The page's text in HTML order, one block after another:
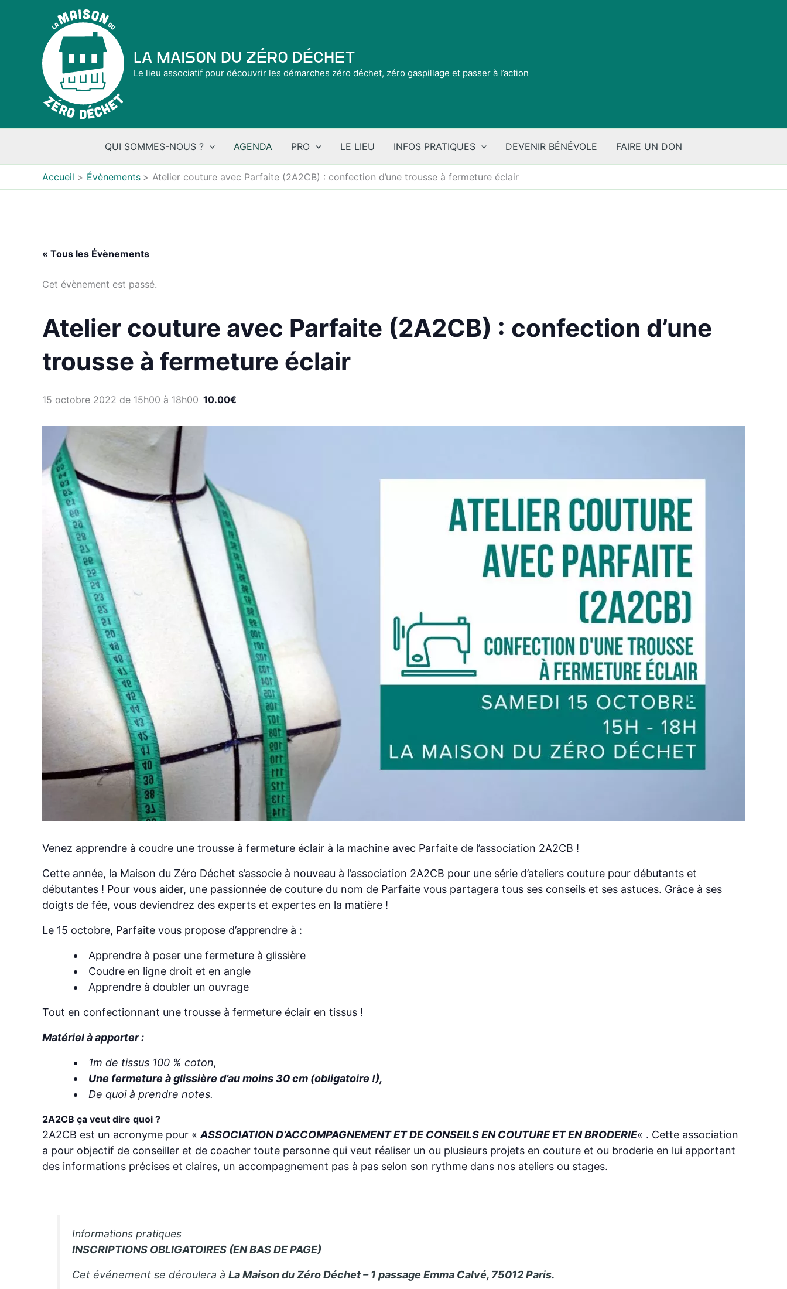
La Maison du Zéro Déchet
Le lieu associatif pour découvrir les démarches zéro déchet, zéro gaspillage et passer à l’action
QUI SOMMES-NOUS ? AGENDA PRO LE LIEU INFOS PRATIQUES DEVENIR BÉNÉVOLE FAIRE UN DON
Accueil Évènements Atelier couture avec Parfaite (2A2CB) : confection d’une trousse à fermeture éclair
« Tous les Évènements
Cet évènement est passé.
Atelier couture avec Parfaite (2A2CB) : confection d’une
trousse à fermeture éclair
15 octobre 2022 de 15h00 à 18h00 10.00€
Venez apprendre à coudre une trousse à fermeture éclair à la machine avec Parfaite de l’association 2A2CB !
Cette année, la Maison du Zéro Déchet s’associe à nouveau à l’association 2A2CB pour une série d’ateliers couture pour débutants et
débutantes ! Pour vous aider, une passionnée de couture du nom de Parfaite vous partagera tous ses conseils et ses astuces. Grâce à ses
doigts de fée, vous deviendrez des experts et expertes en la matière !
Le 15 octobre, Parfaite vous propose d’apprendre à :
Apprendre à poser une fermeture à glissière
Coudre en ligne droit et en angle
Apprendre à doubler un ouvrage
Tout en confectionnant une trousse à fermeture éclair en tissus !
Matériel à apporter :
1m de tissus 100 % coton,
Une fermeture à glissière d’au moins 30 cm (obligatoire !),
De quoi à prendre notes.
2A2CB ça veut dire quoi ?
2A2CB est un acronyme pour « ASSOCIATION D’ACCOMPAGNEMENT ET DE CONSEILS EN COUTURE ET EN BRODERIE« . Cette association
a pour objectif de conseiller et de coacher toute personne qui veut réaliser un ou plusieurs projets en couture et ou broderie en lui apportant
des informations précises et claires, un accompagnement pas à pas selon son rythme dans nos ateliers ou stages.
Informations pratiques
INSCRIPTIONS OBLIGATOIRES (EN BAS DE PAGE)
Cet événement se déroulera àLa Maison du Zéro Déchet – 1 passage Emma Calvé, 75012 Paris.